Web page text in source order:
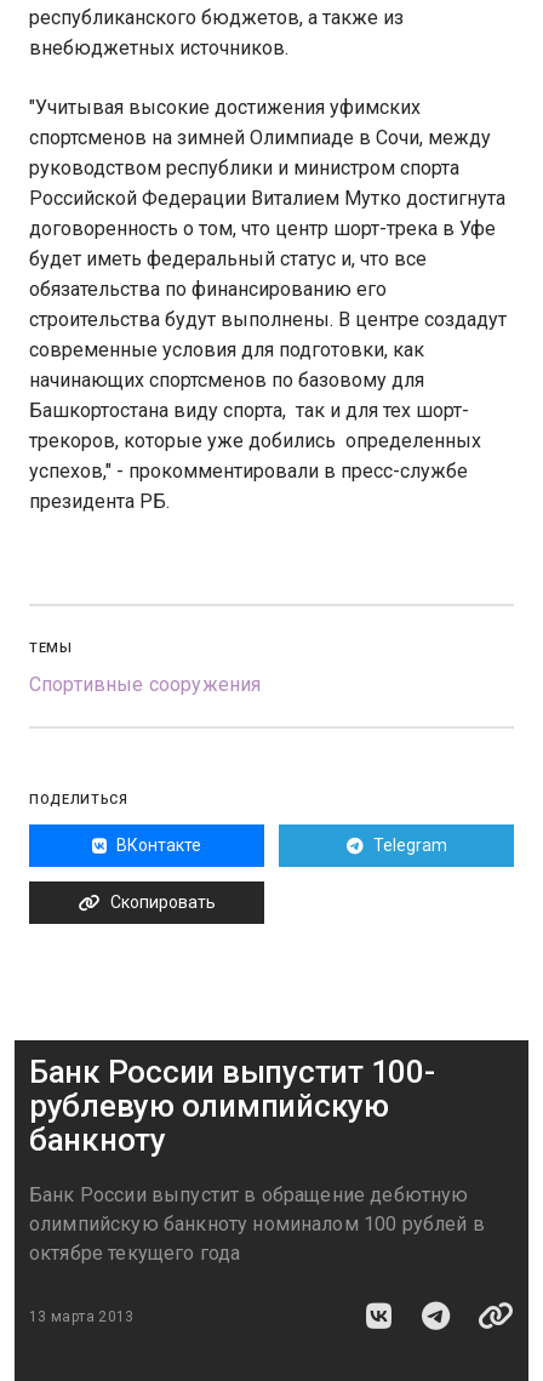
республиканского бюджетов, а также из
внебюджетных источников.
"Учитывая высокие достижения уфимских
спортсменов на зимней Олимпиаде в Сочи, между
руководством республики и министром спорта
Российской Федерации Виталием Мутко достигнута
договоренность о том, что центр шорт-трека в Уфе
будет иметь федеральный статус и, что все
обязательства по финансированию его
строительства будут выполнены. В центре создадут
современные условия для подготовки, как
начинающих спортсменов по базовому для
Башкортостана виду спорта, так и для тех шорт-
трекоров, которые уже добились определенных
успехов," - прокомментировали в пресс-службе
президента РБ.
ТЕМЫ
Спортивные сооружения
ПОДЕЛИТЬСЯ
ВКонтакте Telegram
Скопировать
Банк России выпустит 100-
рублевую олимпийскую
банкноту
Банк России выпустит в обращение дебютную
олимпийскую банкноту номиналом 100 рублей в
октябре текущего года
13 марта 2013